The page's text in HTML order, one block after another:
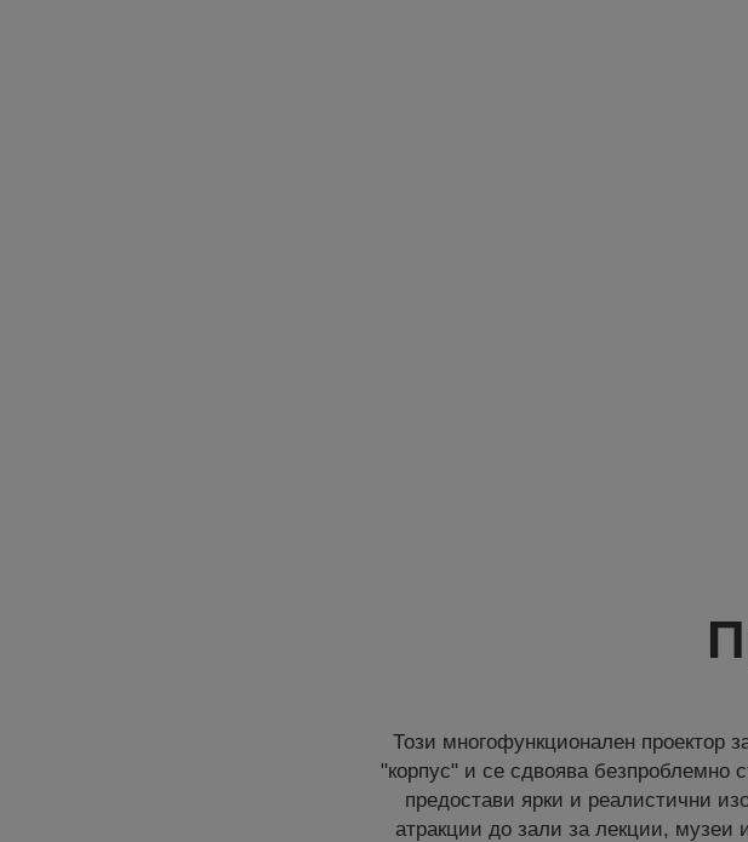
Този многофункционален проектор
"корпус" и се сдвоява безпроблемно
предостави ярки и реалистични
атракции до зали за лекции, музеи